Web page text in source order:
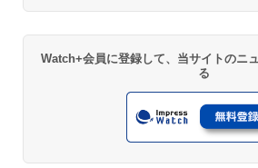
Watch+会員に登録して、当サイトのニ
る